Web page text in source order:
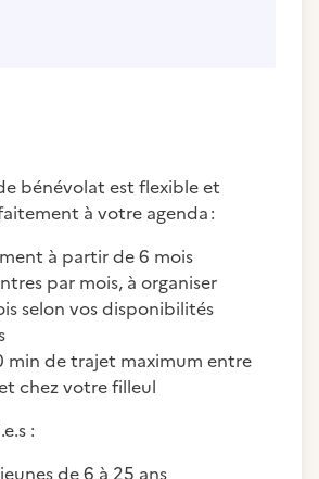
bénévolat est flexible et
à votre agenda :
à partir de 6 mois
par mois, à organiser
selon vos disponibilités
min de trajet maximum entre
chez votre filleul
:
de 6 à 25 ans